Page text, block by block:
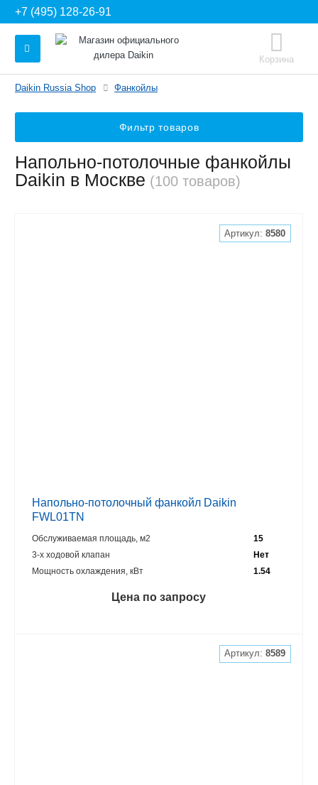
+7 (495) 128-26-91
Корзина
Daikin Russia Shop Фанкойлы
Фильтр товаров
Напольно-потолочные фанкойлы
Daikin в Москве (100 товаров)
Артикул:8580
Напольно-потолочный фанкойл Daikin
FWL01TN
Обслуживаемая площадь, м2
15
3-х ходовой клапан
Нет
Мощность охлаждения, кВт
1.54
Цена по запросу
Артикул:8589